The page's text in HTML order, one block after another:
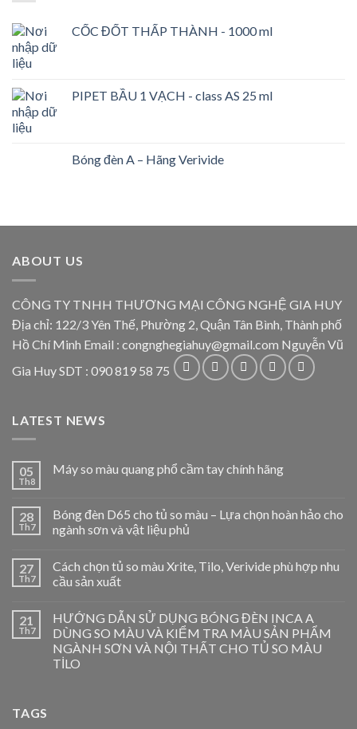
CỐC ĐỐT THẤP THÀNH - 1000 ml
PIPET BẦU 1 VẠCH - class AS 25 ml
Bóng đèn A – Hãng Verivide
ABOUT US
CÔNG TY TNHH THƯƠNG MẠI CÔNG NGHỆ GIA HUY
Địa chỉ: 122/3 Yên Thế, Phường 2, Quận Tân Bình, Thành phố
Hồ Chí Minh Email : congnghegiahuy@gmail.com Nguyễn Vũ
Gia Huy SDT : 090 819 58 75
LATEST NEWS
05
Th8
Máy so màu quang phổ cầm tay chính hãng
28
Th7
Bóng đèn D65 cho tủ so màu – Lựa chọn hoàn hảo cho
ngành sơn và vật liệu phủ
27
Th7
Cách chọn tủ so màu Xrite, Tilo, Verivide phù hợp nhu
cầu sản xuất
21
Th7
HƯỚNG DẪN SỬ DỤNG BÓNG ĐÈN INCA A
DÙNG SO MÀU VÀ KIỂM TRA MÀU SẢN PHẨM
NGÀNH SƠN VÀ NỘI THẤT CHO TỦ SO MÀU
TİLO
TAGS